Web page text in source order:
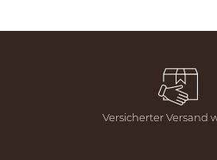
Versicherter Versand